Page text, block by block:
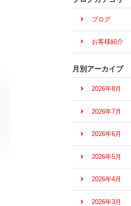
ブログ
お客様紹介
月別アーカイブ
2026年8月
2026年7月
2026年6月
2026年5月
2026年4月
2026年3月